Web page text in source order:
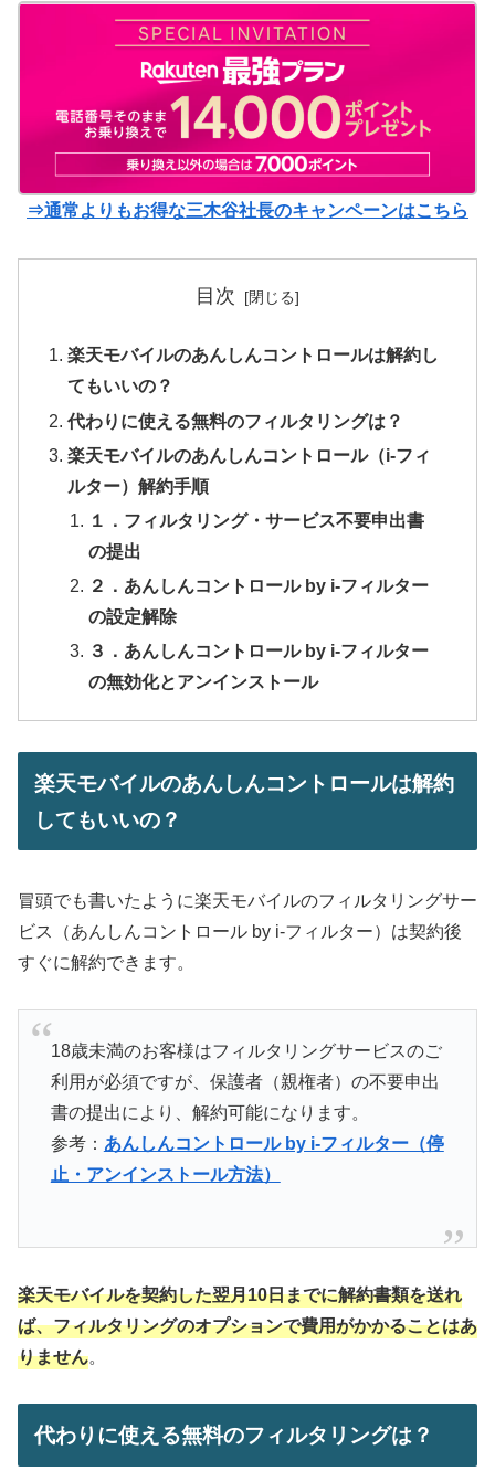
⇒通常よりもお得な三木谷社長のキャンペーンはこちら
目次
楽天モバイルのあんしんコントロールは解約し
てもいいの？
代わりに使える無料のフィルタリングは？
楽天モバイルのあんしんコントロール（i-フィ
ルター）解約手順
１．フィルタリング・サービス不要申出書
の提出
２．あんしんコントロール by i-フィルター
の設定解除
３．あんしんコントロール by i-フィルター
の無効化とアンインストール
楽天モバイルのあんしんコントロールは解約
してもいいの？
冒頭でも書いたように楽天モバイルのフィルタリングサー
ビス（あんしんコントロール by i-フィルター）は契約後
すぐに解約できます。
18歳未満のお客様はフィルタリングサービスのご
利用が必須ですが、保護者（親権者）の不要申出
書の提出により、解約可能になります。
参考： あんしんコントロール by i-フィルター（停
止・アンインストール方法）
楽天モバイルを契約した翌月10日までに解約書類を送れ
ば、フィルタリングのオプションで費用がかかることはあ
りません。
代わりに使える無料のフィルタリングは？